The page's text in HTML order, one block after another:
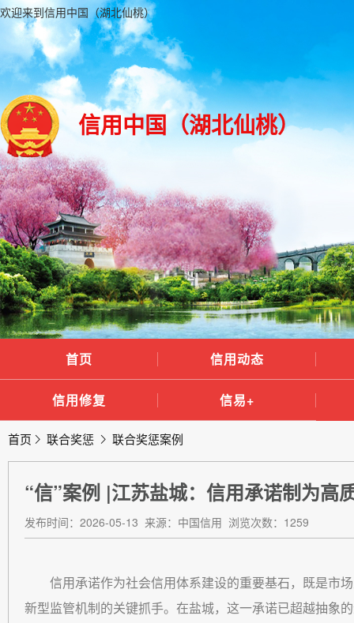
欢迎来到信用中国（湖北仙桃）
信用中国（湖北仙桃）
首页 信用动态
信用修复 信易+
首页 联合奖惩 联合奖惩案例
“信”案例 |江苏盐城：信用承诺制为高
发布时间：2026-05-13 来源：中国信用 浏览次数：1259
信用承诺作为社会信用体系建设的重要基石，既是市
新型监管机制的关键抓手。在盐城，这一承诺已超越抽象